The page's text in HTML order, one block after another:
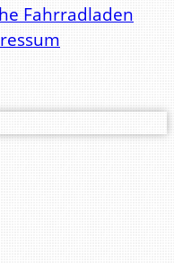
Fahrradladen